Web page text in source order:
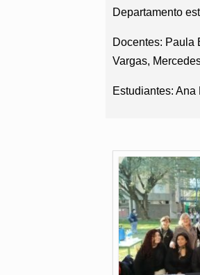
Departamento
Docentes: Paula
Vargas,
Estudiantes: